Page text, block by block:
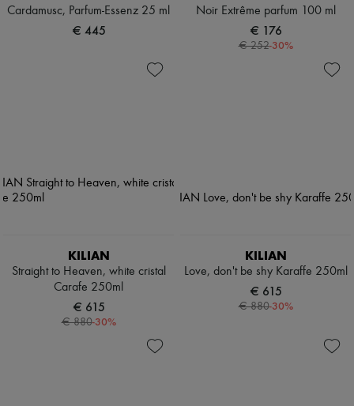
Cardamusc, Parfum-Essenz 25 ml
€ 445
Noir Extrême parfum 100 ml
€ 176
€ 252-30%
KILIAN
Straight to Heaven, white cristal
Carafe 250ml
€ 615
€ 880-30%
KILIAN
Love, don't be shy Karaffe 250ml
€ 615
€ 880-30%